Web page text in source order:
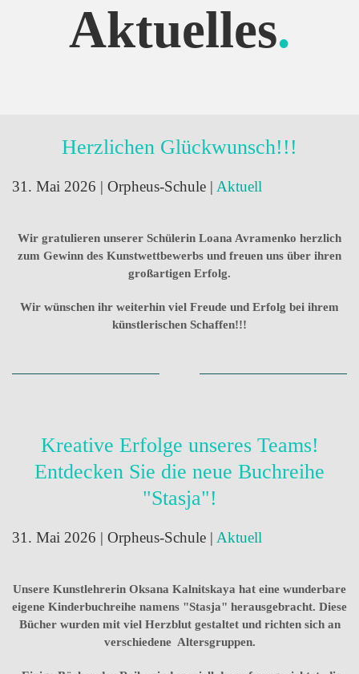
Aktuelles.
Herzlichen Glückwunsch!!!
31. Mai 2026 | Orpheus-Schule | Aktuell
Wir gratulieren unserer Schülerin Loana Avramenko herzlich
zum Gewinn des Kunstwettbewerbs und freuen uns über ihren
großartigen Erfolg.
Wir wünschen ihr weiterhin viel Freude und Erfolg bei ihrem
künstlerischen Schaffen!!!
Kreative Erfolge unseres Teams!
Entdecken Sie die neue Buchreihe
"Stasja"!
31. Mai 2026 | Orpheus-Schule | Aktuell
Unsere Kunstlehrerin Oksana Kalnitskaya hat eine wunderbare
eigene Kinderbuchreihe namens "Stasja" herausgebracht. Diese
Bücher wurden mit viel Herzblut gestaltet und richten sich an
verschiedene Altersgruppen.